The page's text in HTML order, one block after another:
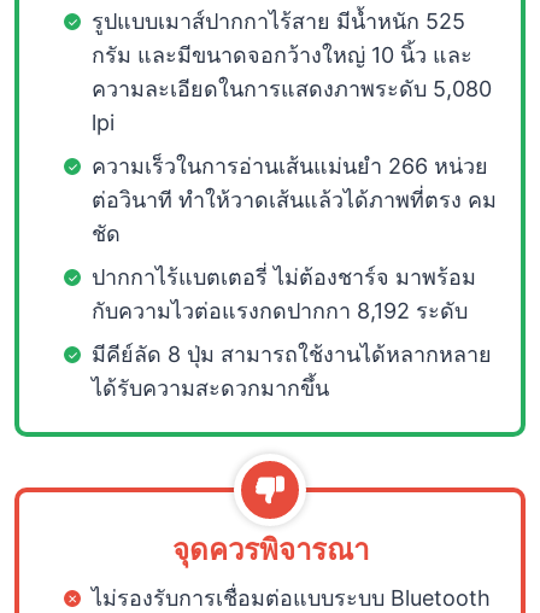
รูปแบบเมาส์ปากกาไร้สาย มีน้ำหนัก 525
กรัม และมีขนาดจอกว้างใหญ่ 10 นิ้ว และ
ความละเอียดในการแสดงภาพระดับ 5,080
lpi
ความเร็วในการอ่านเส้นแม่นยำ 266 หน่วย
ต่อวินาที ทำให้วาดเส้นแล้วได้ภาพที่ตรง คม
ชัด
ปากกาไร้แบตเตอรี่ ไม่ต้องชาร์จ มาพร้อม
กับความไวต่อแรงกดปากกา 8,192 ระดับ
มีคีย์ลัด 8 ปุ่ม สามารถใช้งานได้หลากหลาย
ได้รับความสะดวกมากขึ้น
จุดควรพิจารณา
ไม่รองรับการเชื่อมต่อแบบระบบ Bluetooth